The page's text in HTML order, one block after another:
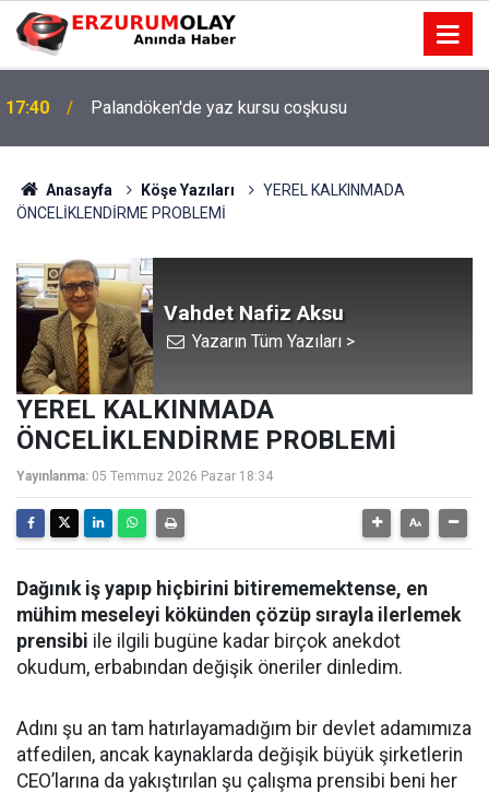
17:37 TÜBİTAK desteği aldı
Anasayfa Köşe Yazıları
YEREL KALKINMADA
ÖNCELİKLENDİRME PROBLEMİ
Vahdet Nafiz Aksu
Yazarın Tüm Yazıları >
YEREL KALKINMADA
ÖNCELİKLENDİRME PROBLEMİ
Yayınlanma: 05 Temmuz 2026 Pazar 18:34
Dağınık iş yapıp hiçbirini bitirememektense, en
mühim meseleyi kökünden çözüp sırayla ilerlemek
prensibi ile ilgili bugüne kadar birçok anekdot
okudum, erbabından değişik öneriler dinledim.
​Adını şu an tam hatırlayamadığım bir devlet adamımıza
atfedilen, ancak kaynaklarda değişik büyük şirketlerin
CEO’larına da yakıştırılan şu çalışma prensibi beni her